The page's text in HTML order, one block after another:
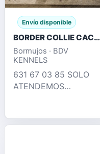
Envío disponible
BORDER COLLIE CACHORROS , TRICOLOR MERLE
Bormujos · BDV
KENNELS
631 67 03 85 SOLO
ATENDEMOS
COMPETITIVOS!!